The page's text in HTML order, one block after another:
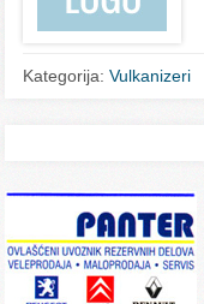
Kategorija:Vulkanizeri